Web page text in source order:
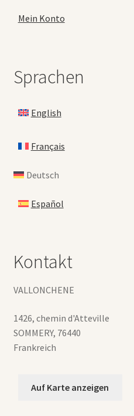
Mein Konto
Sprachen
English
Français
Deutsch
Español
Kontakt
VALLONCHENE
1426, chemin d'Atteville
SOMMERY, 76440
Frankreich
Auf Karte anzeigen